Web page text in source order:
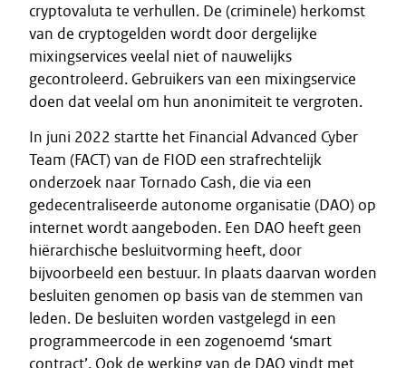
cryptovaluta te verhullen. De (criminele) herkomst
van de cryptogelden wordt door dergelijke
mixingservices veelal niet of nauwelijks
gecontroleerd. Gebruikers van een mixingservice
doen dat veelal om hun anonimiteit te vergroten.
In juni 2022 startte het Financial Advanced Cyber
Team (FACT) van de FIOD een strafrechtelijk
onderzoek naar Tornado Cash, die via een
gedecentraliseerde autonome organisatie (DAO) op
internet wordt aangeboden. Een DAO heeft geen
hiërarchische besluitvorming heeft, door
bijvoorbeeld een bestuur. In plaats daarvan worden
besluiten genomen op basis van de stemmen van
leden. De besluiten worden vastgelegd in een
programmeercode in een zogenoemd ‘smart
contract’. Ook de werking van de DAO vindt met